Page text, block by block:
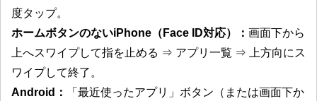
度タップ。
ホームボタンのないiPhone（Face ID対応）： 画面下から
上へスワイプして指を止める ⇒ アプリ一覧 ⇒ 上方向にス
ワイプして終了。
Android：
「最近使ったアプリ」ボタン（または画面下か